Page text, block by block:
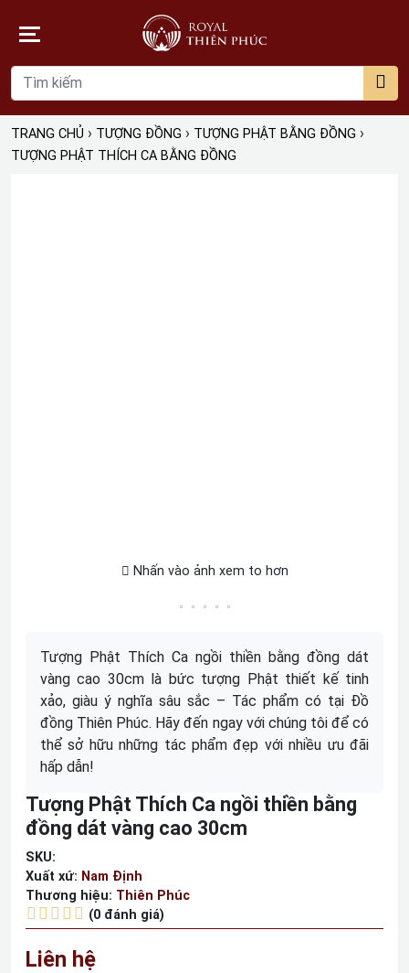
TRANG CHỦ › TƯỢNG ĐỒNG › TƯỢNG PHẬT BẰNG ĐỒNG ›
TƯỢNG PHẬT THÍCH CA BẰNG ĐỒNG
Nhấn vào ảnh xem to hơn
Tượng Phật Thích Ca ngồi thiền bằng đồng dát
vàng cao 30cm là bức tượng Phật thiết kế tinh
xảo, giàu ý nghĩa sâu sắc – Tác phẩm có tại Đồ
đồng Thiên Phúc. Hãy đến ngay với chúng tôi để có
thể sở hữu những tác phẩm đẹp với nhiều ưu đãi
hấp dẫn!
Tượng Phật Thích Ca ngồi thiền bằng
đồng dát vàng cao 30cm
SKU:
Xuất xứ: Nam Định
Thương hiệu: Thiên Phúc
(0 đánh giá)
Liên hệ